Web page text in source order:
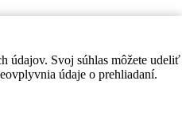
údajov. Svoj súhlas môžete udeliť
údaje o prehliadaní.